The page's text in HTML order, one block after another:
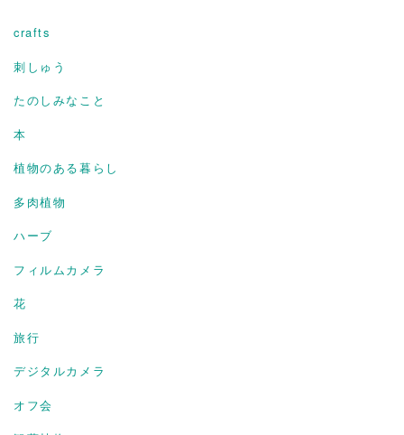
crafts
刺しゅう
たのしみなこと
本
植物のある暮らし
多肉植物
ハーブ
フィルムカメラ
花
旅行
デジタルカメラ
オフ会